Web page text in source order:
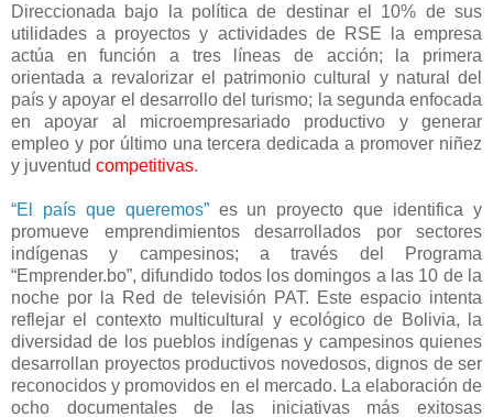
Direccionada bajo la política de destinar el 10% de sus
utilidades a proyectos y actividades de RSE la empresa
actúa en función a tres líneas de acción; la primera
orientada a revalorizar el patrimonio cultural y natural del
país y apoyar el desarrollo del turismo; la segunda enfocada
en apoyar al microempresariado productivo y generar
empleo y por último una tercera dedicada a promover niñez
y juventud competitivas.
“El país que queremos”es un proyecto que identifica y
promueve emprendimientos desarrollados por sectores
indígenas y campesinos; a través del Programa
“Emprender.bo”, difundido todos los domingos a las 10 de la
noche por la Red de televisión PAT. Este espacio intenta
reflejar el contexto multicultural y ecológico de Bolivia, la
diversidad de los pueblos indígenas y campesinos quienes
desarrollan proyectos productivos novedosos, dignos de ser
reconocidos y promovidos en el mercado. La elaboración de
ocho documentales de las iniciativas más exitosas